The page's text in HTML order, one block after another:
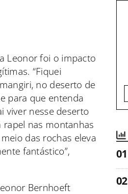
Leonor foi o impacto
“Fiquei
no deserto de
para que entenda
viver nesse deserto
nas montanhas
das rochas eleva
fantástico”,
Bernhoeft